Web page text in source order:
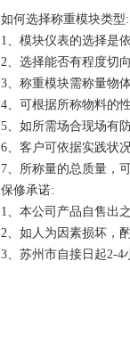
如何选择称重模块类型:
1、模块仪表的选择是
2、选择能否有程度切
3、称重模块需称量物
4、可根据所称物料的
5、如所需场合现场有
6、客户可依据实践状
7、所称量的总质量，
保修承诺:
1、本公司产品自售出
2、如人为因素损坏，
3、苏州市自接日起2-4